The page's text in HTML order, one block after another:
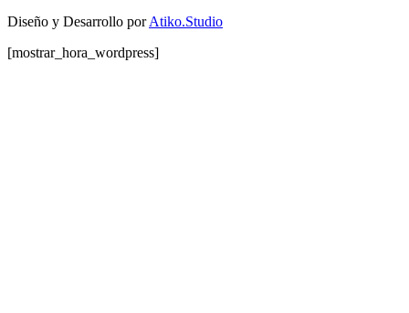
Diseño y Desarrollo porAtiko.Studio
[mostrar_hora_wordpress]